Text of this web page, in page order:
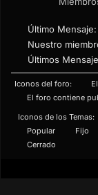
Último Mensaje:
Nuestro
Últimos
Iconos del foro:
El foro contiene
Iconos de los Temas:
Popular
Fijo
Cerrado